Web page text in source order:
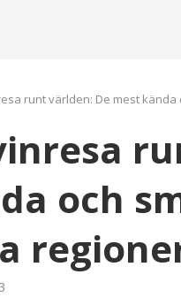
runt världen: De mest
och